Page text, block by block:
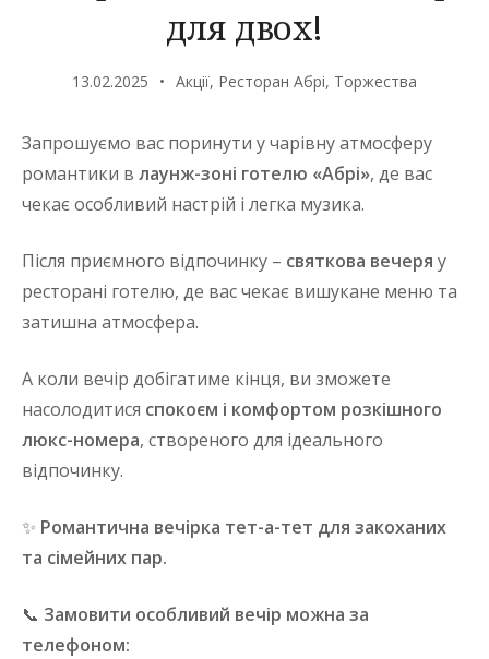
для двох!
13.02.2025 Акції, Ресторан Абрі, Торжества
Запрошуємо вас поринути у чарівну атмосферу
романтики в лаунж-зоні готелю «Абрі», де вас
чекає особливий настрій і легка музика.
Після приємного відпочинку – святкова вечеря у
ресторані готелю, де вас чекає вишукане меню та
затишна атмосфера.
А коли вечір добігатиме кінця, ви зможете
насолодитися спокоєм і комфортом розкішного
люкс-номера, створеного для ідеального
відпочинку.
✨ Романтична вечірка тет-а-тет для закоханих
та сімейних пар.
📞 Замовити особливий вечір можна за
телефоном: